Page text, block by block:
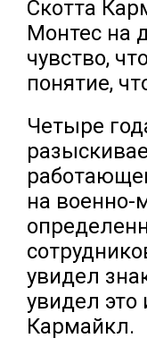
Скотта
Монтес на
чувство,
понятие,
Четыре
на военно-
увидел
увидел это
Кармайкл.